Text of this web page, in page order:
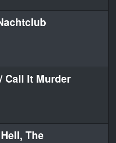
Call It Murder
The